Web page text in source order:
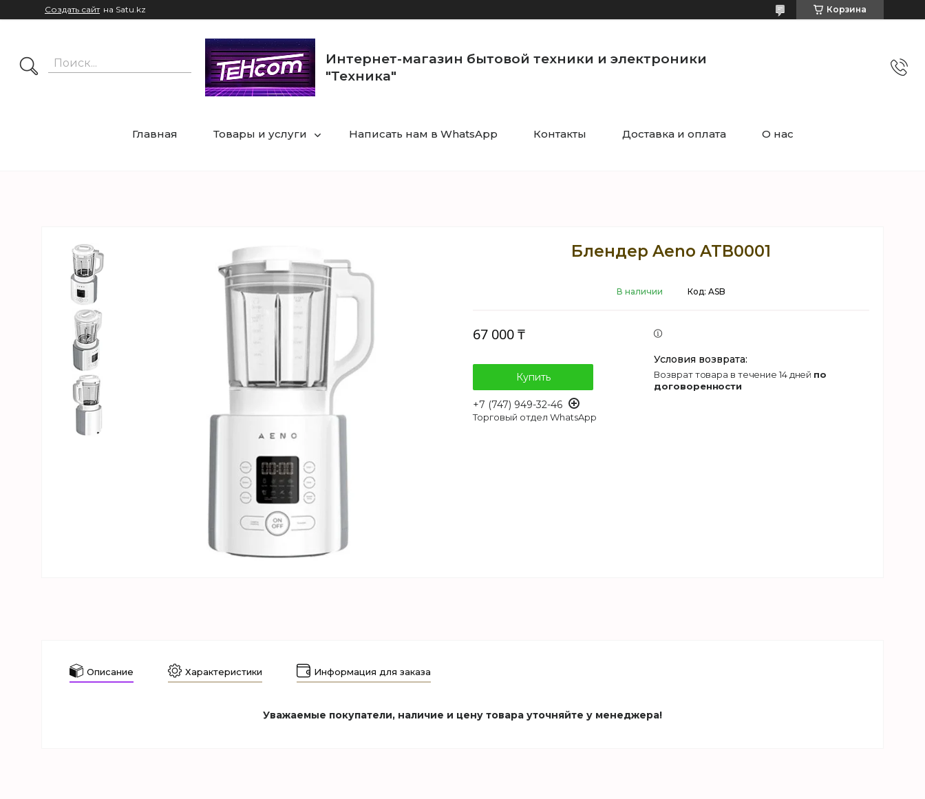
Создать сайт на Satu.kz Корзина
Интернет-магазин бытовой техники и электроники
"Техника"
Главная Товары и услуги Написать нам в WhatsApp Контакты Доставка и оплата О нас
Блендер Aeno ATB0001
В наличии Код: ASB
67 000 ₸
Купить
+7 (747) 949-32-46
Торговый отдел WhatsApp
возврат товара в течение 14 дней по
договоренности
Описание Характеристики Информация для заказа
Уважаемые покупатели, наличие и цену товара уточняйте у менеджера!